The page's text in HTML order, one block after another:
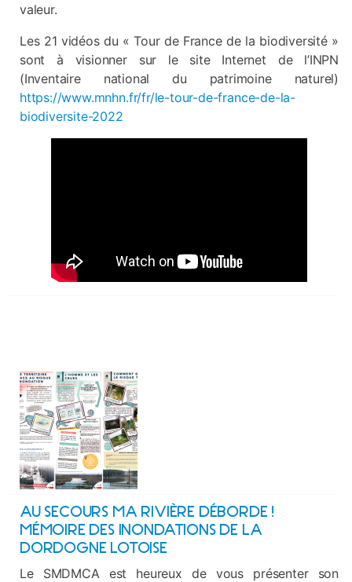
valeur.
Les 21 vidéos du « Tour de France de la biodiversité »
sont à visionner sur le site Internet de l’INPN
(Inventaire national du patrimoine naturel)
https://www.mnhn.fr/fr/le-tour-de-france-de-la-
biodiversite-2022
AU SECOURS MA RIVIÈRE DÉBORDE !
MÉMOIRE DES INONDATIONS DE LA
DORDOGNE LOTOISE
Le SMDMCA est heureux de vous présenter son